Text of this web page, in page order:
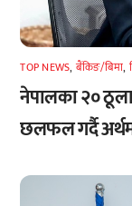
TOP NEWS, बैंकिङ/बिमा,
नेपालका २० ठूला
छलफल गर्दै